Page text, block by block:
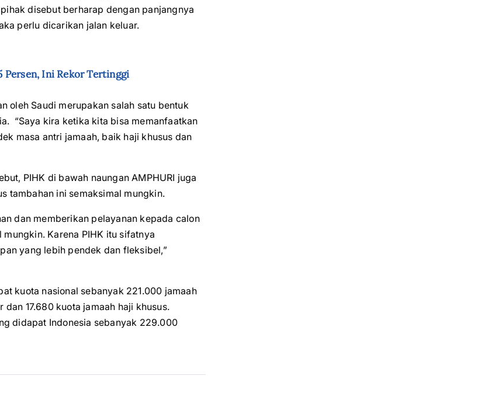
disebut berharap dengan panjangnya
perlu dicarikan jalan keluar.
Persen, Ini Rekor Tertinggi
oleh Saudi merupakan salah satu bentuk
“Saya kira ketika kita bisa memanfaatkan
masa antri jamaah, baik haji khusus dan
PIHK di bawah naungan AMPHURI juga
tambahan ini semaksimal mungkin.
dan memberikan pelayanan kepada calon
Karena PIHK itu sifatnya
yang lebih pendek dan fleksibel,”
kuota nasional sebanyak 221.000 jamaah
17.680 kuota jamaah haji khusus.
didapat Indonesia sebanyak 229.000